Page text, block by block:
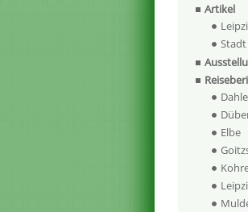
Artikel
Elbe